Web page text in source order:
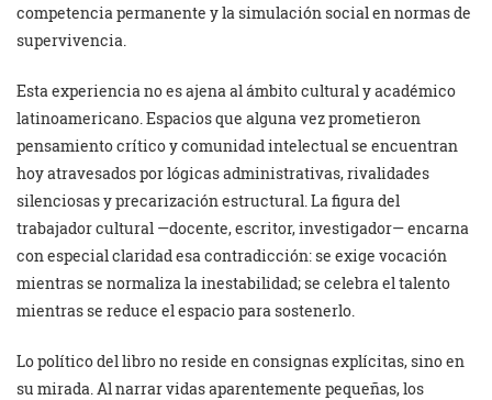
competencia permanente y la simulación social en normas de
supervivencia.
Esta experiencia no es ajena al ámbito cultural y académico
latinoamericano. Espacios que alguna vez prometieron
pensamiento crítico y comunidad intelectual se encuentran
hoy atravesados por lógicas administrativas, rivalidades
silenciosas y precarización estructural. La figura del
trabajador cultural —docente, escritor, investigador— encarna
con especial claridad esa contradicción: se exige vocación
mientras se normaliza la inestabilidad; se celebra el talento
mientras se reduce el espacio para sostenerlo.
Lo político del libro no reside en consignas explícitas, sino en
su mirada. Al narrar vidas aparentemente pequeñas, los